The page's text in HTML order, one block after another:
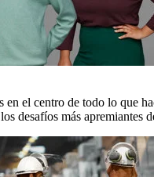
en el centro de todo lo que
desafíos más apremiantes